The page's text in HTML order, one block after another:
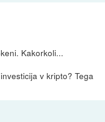
Kakorkoli...
v kripto? Tega